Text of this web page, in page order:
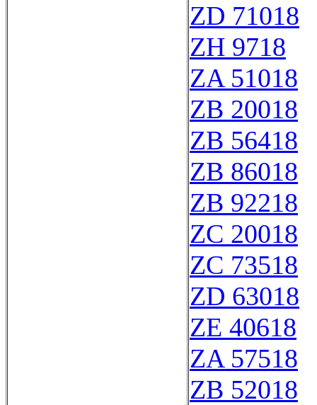
ZD 71018
ZH 9718
ZA 51018
ZB 20018
ZB 56418
ZB 86018
ZB 92218
ZC 20018
ZC 73518
ZD 63018
ZE 40618
ZA 57518
ZB 52018